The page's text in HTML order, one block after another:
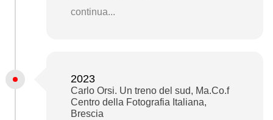
continua...
2023
Carlo Orsi. Un treno del sud, Ma.Co.f
Centro della Fotografia Italiana,
Brescia